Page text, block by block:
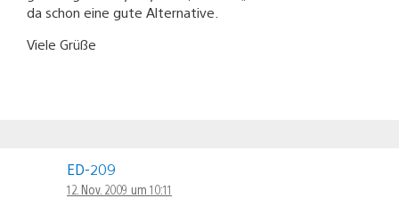
da schon eine gute Alternative.
Viele Grüße
ED-209
12. Nov. 2009 um 10:11